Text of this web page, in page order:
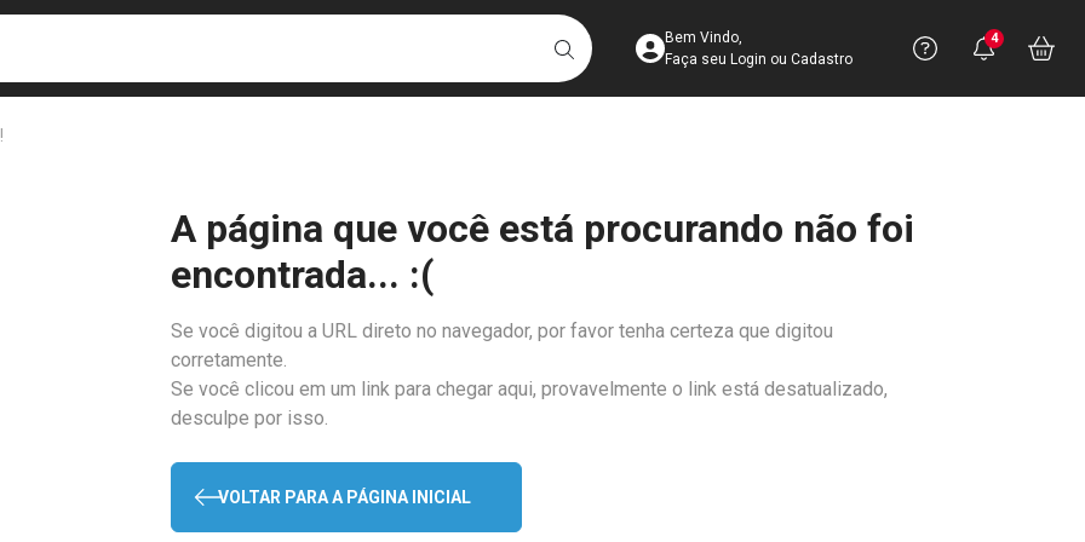
BUSCARAcesse sua Conta
Bem Vindo,
Faça seu Login ou Cadastro
Precisa
Ver Recursos
Você
4
A página que você está procurando não foi
encontrada... :(
Se você digitou a URL direto no navegador, por favor tenha certeza que digitou
corretamente.
Se você clicou em um link para chegar aqui, provavelmente o link está desatualizado,
desculpe por isso.
VOLTAR PARA A PÁGINA INICIAL